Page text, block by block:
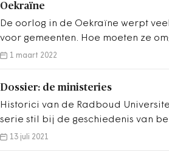
Oekraïne
De oorlog in de Oekraïne werpt
voor gemeenten. Hoe moeten ze
contracten met de Russische
gemeente vertrekken om te gaan
mee om? In dit dossier vindt u de
laatste ontwikkelingen waarmee
1 maart 2022
Dossier: de ministeries
Historici van de Radboud
serie stil bij de geschiedenis van
ministeries. Wat moeten de
13 juli 2021